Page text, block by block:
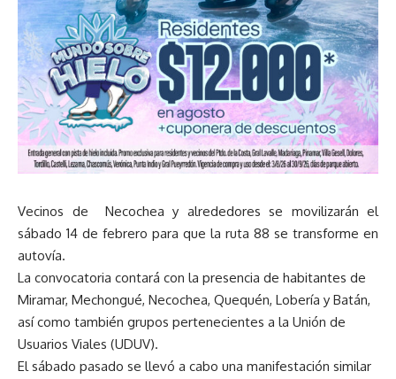
Vecinos de Necochea y alrededores se movilizarán el
sábado 14 de febrero para que la ruta 88 se transforme en
autovía.
La convocatoria contará con la presencia de habitantes de
Miramar, Mechongué, Necochea, Quequén, Lobería y Batán,
así como también grupos pertenecientes a la Unión de
Usuarios Viales (UDUV).
El sábado pasado se llevó a cabo una manifestación similar